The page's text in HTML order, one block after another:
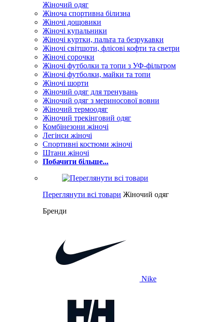
Жіночий одяг
Жіноча спортивна білизна
Жіночі дощовики
Жіночі купальники
Жіночі куртки, пальта та безрукавки
Жіночі світшоти, флісові кофти та светри
Жіночі сорочки
Жіночі футболки та топи з УФ-фільтром
Жіночі футболки, майки та топи
Жіночі шорти
Жіночий одяг для тренувань
Жіночий одяг з мериносової вовни
Жіночий термоодяг
Жіночий трекінговий одяг
Комбінезони жіночі
Легінси жіночі
Спортивні костюми жіночі
Штани жіночі
Побачити більше...
Переглянути всі товари Жіночий одяг
Бренди
Nike